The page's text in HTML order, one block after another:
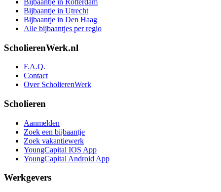
Bijbaantje in Utrecht
Bijbaantje in Den Haag
Alle bijbaantjes per regio
ScholierenWerk.nl
F.A.Q.
Contact
Over ScholierenWerk
Scholieren
Aanmelden
Zoek een bijbaantje
Zoek vakantiewerk
YoungCapital IOS App
YoungCapital Android App
Werkgevers